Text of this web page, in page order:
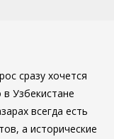
сразу хочется
Узбекистане
всегда есть
а исторические